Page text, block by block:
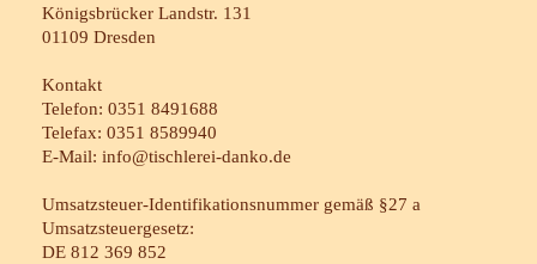
Königsbrücker Landstr. 131
01109 Dresden
Kontakt
Telefon: 0351 8491688
Telefax: 0351 8589940
E-Mail: info@tischlerei-danko.de
Umsatzsteuer-Identifikationsnummer gemäß §27 a
Umsatzsteuergesetz:
DE 812 369 852